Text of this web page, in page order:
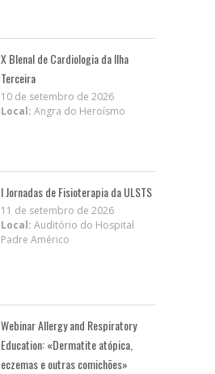
X BIenal de Cardiologia da Ilha
Terceira
10 de setembro de 2026
Local: Angra do Heroísmo
I Jornadas de Fisioterapia da ULSTS
11 de setembro de 2026
Local: Auditório do Hospital
Padre Américo
Webinar Allergy and Respiratory
Education: «Dermatite atópica,
eczemas e outras comichões»